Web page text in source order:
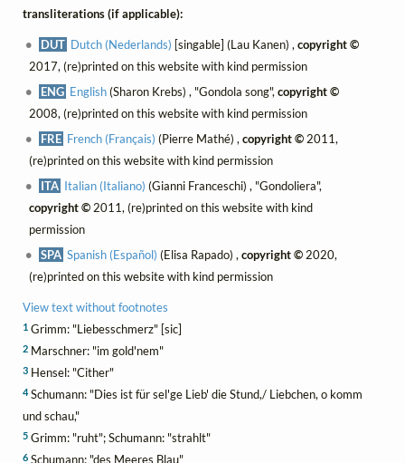
transliterations (if applicable):
DUT Dutch (Nederlands) [singable] (Lau Kanen) ,copyright ©
2017, (re)printed on this website with kind permission
ENG English(Sharon Krebs) , "Gondola song",copyright ©
2008, (re)printed on this website with kind permission
FRE French (Français) (Pierre Mathé) ,copyright © 2011,
(re)printed on this website with kind permission
ITA Italian (Italiano) (Gianni Franceschi) , "Gondoliera",
copyright ©2011, (re)printed on this website with kind
permission
SPA Spanish (Español) (Elisa Rapado) ,copyright © 2020,
(re)printed on this website with kind permission
View text without footnotes
1Grimm: "Liebesschmerz" [sic]
2Marschner: "im gold'nem"
3Hensel: "Cither"
4Schumann: "Dies ist für sel'ge Lieb' die Stund,/ Liebchen, o komm
und schau,"
5Grimm: "ruht"; Schumann: "strahlt"
6Schumann: "des Meeres Blau"